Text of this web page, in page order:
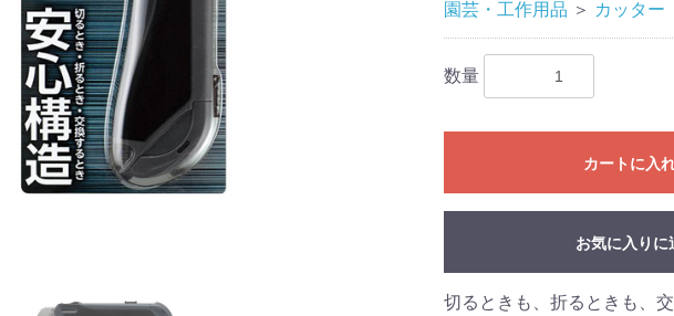
園芸・工作用品 ＞ カッター
数量
カートに入
お気に入りに
切るときも、折るときも、